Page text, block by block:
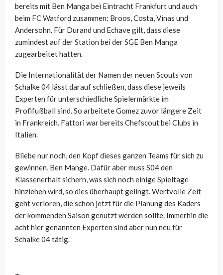
bereits mit Ben Manga bei Eintracht Frankfurt und auch
beim FC Watford zusammen: Broos, Costa, Vinas und
Andersohn. Für Durand und Echave gilt, dass diese
zumindest auf der Station bei der SGE Ben Manga
zugearbeitet hatten.
Die Internationalität der Namen der neuen Scouts von
Schalke 04 lässt darauf schließen, dass diese jeweils
Experten für unterschiedliche Spielermärkte im
Profifußball sind. So arbeitete Gomez zuvor längere Zeit
in Frankreich. Fattori war bereits Chefscout bei Clubs in
Italien.
Bliebe nur noch, den Kopf dieses ganzen Teams für sich zu
gewinnen, Ben Mange. Dafür aber muss S04 den
Klassenerhalt sichern, was sich noch einige Spieltage
hinziehen wird, so dies überhaupt gelingt. Wertvolle Zeit
geht verloren, die schon jetzt für die Planung des Kaders
der kommenden Saison genutzt werden sollte. Immerhin die
acht hier genannten Experten sind aber nun neu für
Schalke 04 tätig.